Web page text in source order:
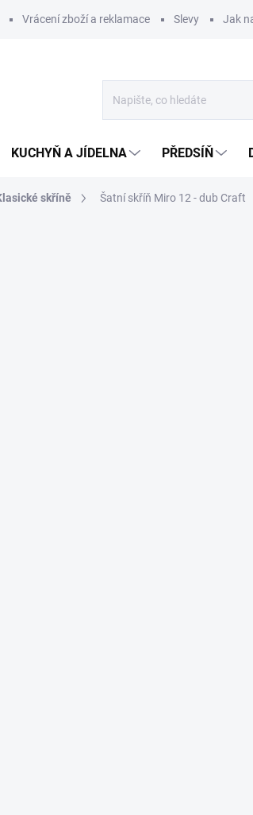
Vrácení zboží a reklamace Slevy Jak
KUCHYŇ A JÍDELNA PŘEDSÍŇ
skříně Šatní skříň Miro 12 - dub Craft